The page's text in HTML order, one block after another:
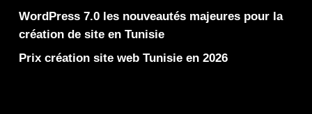
WordPress 7.0 les nouveautés majeures pour la
création de site en Tunisie
Prix création site web Tunisie en 2026